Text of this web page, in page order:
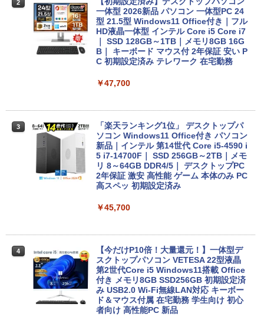
UXGA(1920x1200)/Win11 外装割れあり
【中古】【20260729】
￥12,300
Panasonic Let's note CF-SZ6/12.1型F
HDMI・VGA / WiFi / 超軽量モバイルノー
ト ・初期設定不要
￥14,800
ire Max 11(2023年発売) グレー B0B2SD
￥19,980
中古 ノートパソコン 12.5インチ Corei5
第6世代 最大SSD512G 最大メモリ16G
WPS office付き Windows11 初期設定済
2
一体型 2026新品 パソコン 一体型PC 24
型 21.5型 Windows11 Office付き｜フル
HD液晶一体型 インテル Core i5 Core i7
｜ SSD 128GB～1TB｜メモリ8GB 16G
B｜ キーボード マウス付 2年保証 安い P
C 初期設定済み テレワーク 在宅勤務
￥47,700
3
「楽天ランキング1位」 デスクトップパ
ソコン Windows11 Office付き パソコン
新品｜インテル 第14世代 Core i5-4590 i
5 i7-14700F｜ SSD 256GB～2TB｜メモ
リ 8～64GB DDR4/5｜ デスクトップPC
2年保証 激安 高性能 ゲーム 本体のみ PC
高スペッ 初期設定済み
￥45,700
4
【今だけP10倍！大量還元！】一体型デ
スクトップパソコン VETESA 22型液晶
第2世代Core i5 Windows11搭載 Office
付き メモリ8GB SSD256GB 初期設定済
み USB2.0 Wi-Fi無線LAN対応 キーボー
ド＆マウス付属 在宅勤務 学生向け 初心
者向け 高性能PC 新品